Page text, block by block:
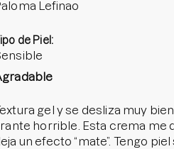
Lefinao
Tipo de Piel:
gel y se desliza muy
horrible. Esta crema me
un efecto “mate”. Tengo